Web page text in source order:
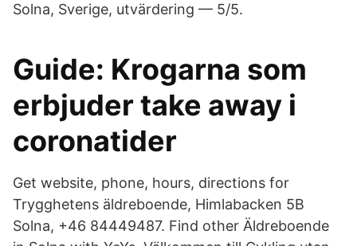
Solna, Sverige, utvärdering — 5/5.
Guide: Krogarna som
erbjuder take away i
coronatider
Get website, phone, hours, directions for
Trygghetens äldreboende, Himlabacken 5B
Solna, +46 84449487. Find other Äldreboende